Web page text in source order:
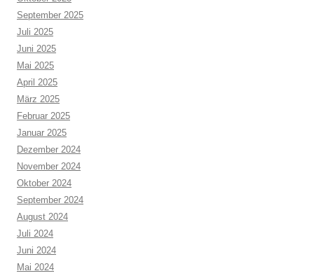
September 2025
Juli 2025
Juni 2025
Mai 2025
April 2025
März 2025
Februar 2025
Januar 2025
Dezember 2024
November 2024
Oktober 2024
September 2024
August 2024
Juli 2024
Juni 2024
Mai 2024